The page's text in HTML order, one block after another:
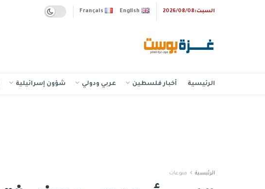
السبت:2026/08/08 Français English
الرئيسية أخبار فلسطين عربي ودولي شؤون إسرائيلية
الرئيسية منوعات